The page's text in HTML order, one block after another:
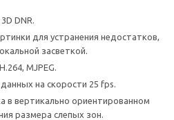
DNR.
для устранения недостатков,
засветкой.
MJPEG.
на скорости 25 fps.
вертикально ориентированном
размера слепых зон.